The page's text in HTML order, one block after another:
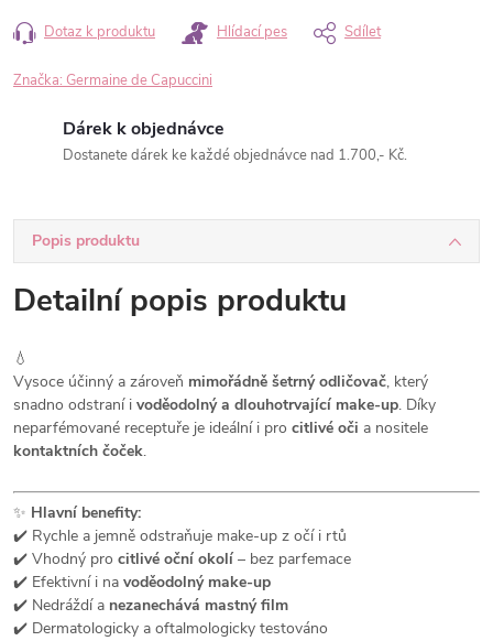
Dotaz k produktu Hlídací pes Sdílet
Značka: Germaine de Capuccini
Dárek k objednávce
Dostanete dárek ke každé objednávce nad 1.700,- Kč.
Popis produktu
Detailní popis produktu
💧
Vysoce účinný a zároveň mimořádně šetrný odličovač, který
snadno odstraní i voděodolný a dlouhotrvající make-up. Díky
neparfémované receptuře je ideální i pro citlivé oči a nositele
kontaktních čoček.
✨ Hlavní benefity:
✔️ Rychle a jemně odstraňuje make-up z očí i rtů
✔️ Vhodný pro citlivé oční okolí – bez parfemace
✔️ Efektivní i na voděodolný make-up
✔️ Nedráždí a nezanechává mastný film
✔️ Dermatologicky a oftalmologicky testováno